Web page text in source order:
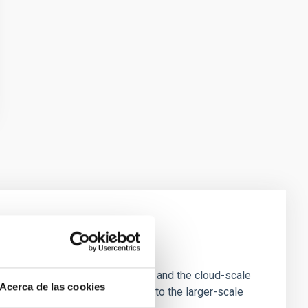
Acerca de las cookies
of star-forming dense cores and the cloud-scale
appear random with respect to the larger-scale